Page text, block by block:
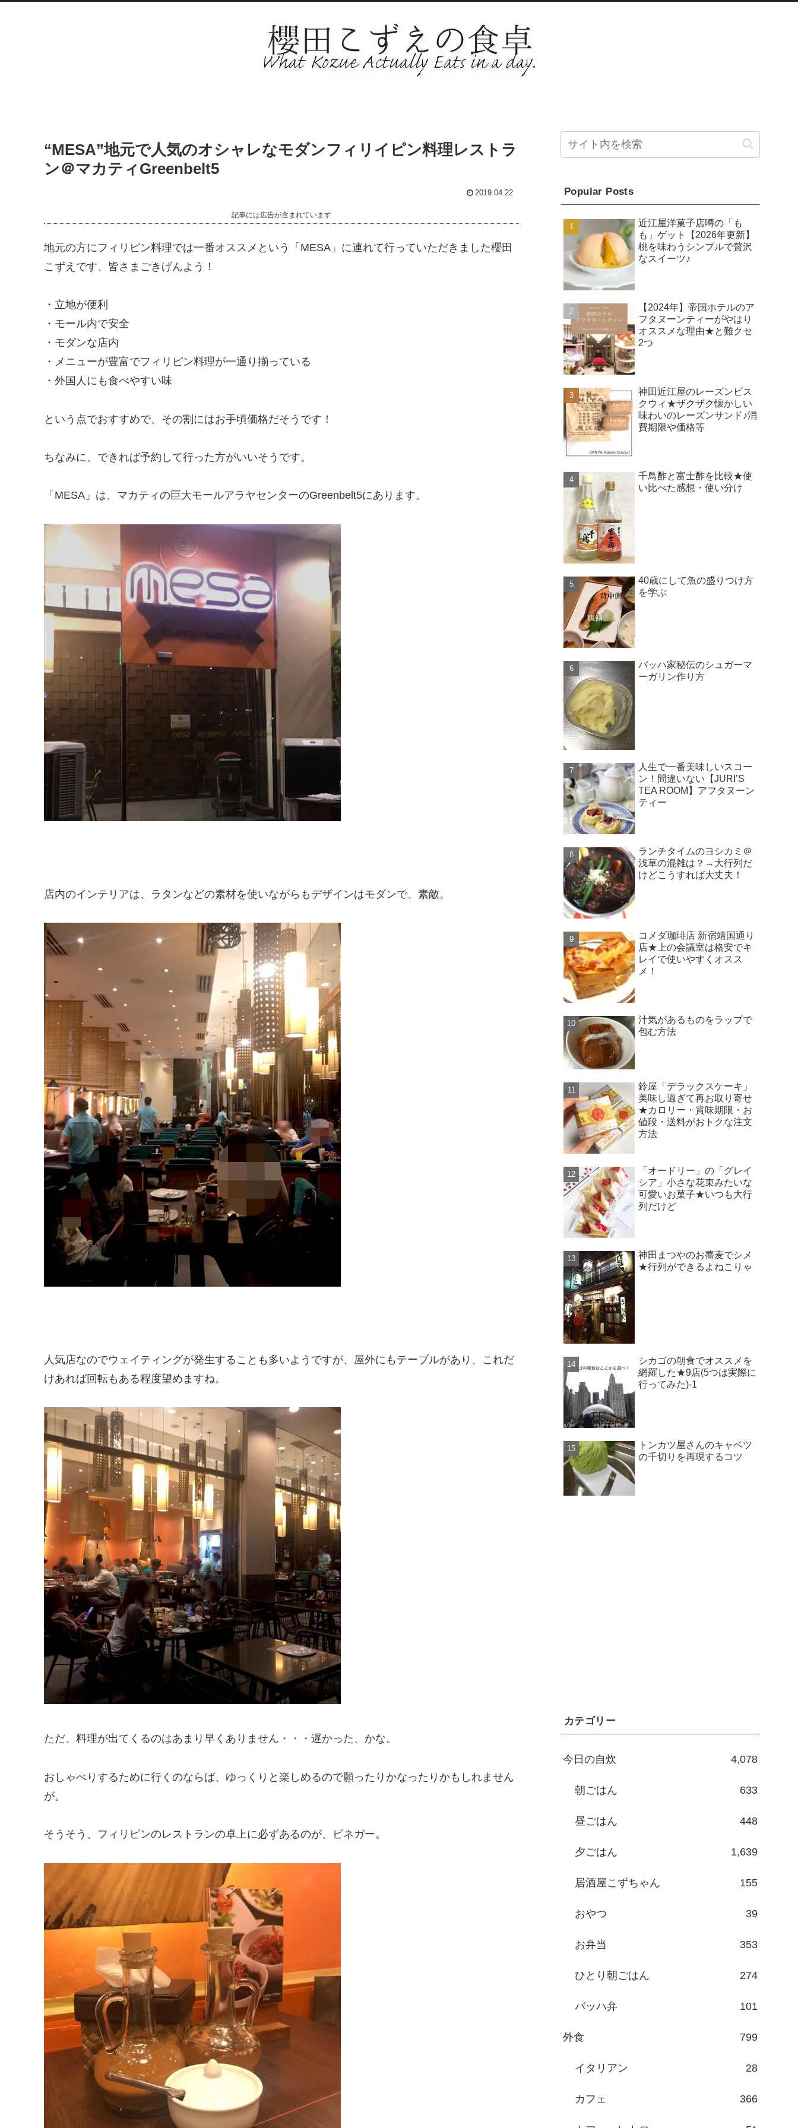
“MESA”地元で人気のオシャレなモダンフィリイピン料理レストラ
ン＠マカティGreenbelt5
2019.04.22
記事には広告が含まれています
地元の方にフィリピン料理では一番オススメという「MESA」に連れて行っていただきました櫻田
こずえです、皆さまごきげんよう！
・立地が便利
・モール内で安全
・モダンな店内
・メニューが豊富でフィリピン料理が一通り揃っている
・外国人にも食べやすい味
という点でおすすめで、その割にはお手頃価格だそうです！
ちなみに、できれば予約して行った方がいいそうです。
「MESA」は、マカティの巨大モールアラヤセンターのGreenbelt5にあります。
店内のインテリアは、ラタンなどの素材を使いながらもデザインはモダンで、素敵。
人気店なのでウェイティングが発生することも多いようですが、屋外にもテーブルがあり、これだ
けあれば回転もある程度望めますね。
ただ、料理が出てくるのはあまり早くありません・・・遅かった、かな。
おしゃべりするために行くのならば、ゆっくりと楽しめるので願ったりかなったりかもしれません
が。
そうそう、フィリピンのレストランの卓上に必ずあるのが、ビネガー。
Popular Posts
近江屋洋菓子店噂の「も
も」ゲット【2026年更新】
桃を味わうシンプルで贅沢
なスイーツ♪
【2024年】帝国ホテルのア
フタヌーンティーがやはり
オススメな理由★と難クセ
2つ
神田近江屋のレーズンビス
クウィ★ザクザク懐かしい
味わいのレーズンサンド♪消
費期限や価格等
千鳥酢と富士酢を比較★使
い比べた感想・使い分け
40歳にして魚の盛りつけ方
を学ぶ
バッハ家秘伝のシュガーマ
ーガリン作り方
人生で一番美味しいスコー
ン！間違いない【JURI’S
TEA ROOM】アフタヌーン
ティー
ランチタイムのヨシカミ＠
浅草の混雑は？→大行列だ
けどこうすれば大丈夫！
コメダ珈琲店 新宿靖国通り
店★上の会議室は格安でキ
レイで使いやすくオスス
メ！
汁気があるものをラップで
包む方法
鈴屋「デラックスケーキ」
美味し過ぎて再お取り寄せ
★カロリー・賞味期限・お
値段・送料がおトクな注文
方法
「オードリー」の「グレイ
シア」小さな花束みたいな
可愛いお菓子★いつも大行
列だけど
神田まつやのお蕎麦でシメ
★行列ができるよねこりゃ
シカゴの朝食でオススメを
網羅した★9店(5つは実際に
行ってみた)-1
トンカツ屋さんのキャベツ
の千切りを再現するコツ
カテゴリー
今日の自炊 4,078
朝ごはん 633
昼ごはん 448
夕ごはん 1,639
居酒屋こずちゃん 155
おやつ 39
お弁当 353
ひとり朝ごはん 274
バッハ弁 101
外食 799
イタリアン 28
カフェ 366